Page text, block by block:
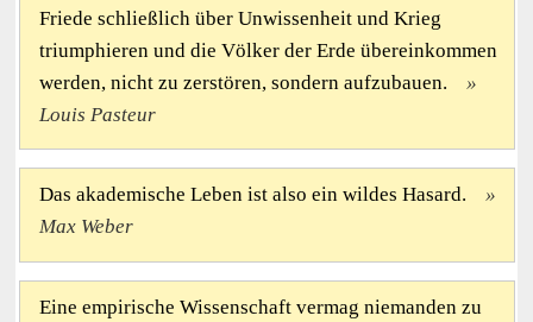
Friede schließlich über Unwissenheit und Krieg
triumphieren und die Völker der Erde übereinkommen
werden, nicht zu zerstören, sondern aufzubauen.
Louis Pasteur
Das akademische Leben ist also ein wildes Hasard.
Max Weber
Eine empirische Wissenschaft vermag niemanden zu